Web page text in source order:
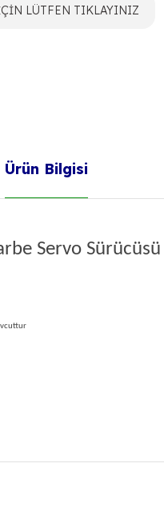
LÜTFEN TIKLAYINIZ
Ürün Bilgisi
Servo Sürücüsü